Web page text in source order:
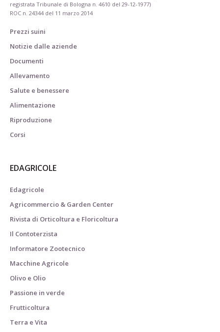
registrata Tribunale di Bologna n. 4610 del 29-12-1977)
ROC n. 24344 del 11 marzo 2014
Prezzi suini
Notizie dalle aziende
Documenti
Allevamento
Salute e benessere
Alimentazione
Riproduzione
Corsi
EDAGRICOLE
Edagricole
Agricommercio & Garden Center
Rivista di Orticoltura e Floricoltura
Il Contoterzista
Informatore Zootecnico
Macchine Agricole
Olivo e Olio
Passione in verde
Frutticoltura
Terra e Vita